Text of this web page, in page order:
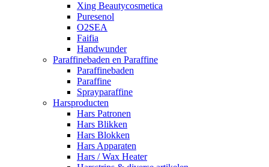
Xing Beautycosmetica
Puresenol
O2SEA
Faifia
Handwunder
Paraffinebaden en Paraffine
Paraffinebaden
Paraffine
Sprayparaffine
Harsproducten
Hars Patronen
Hars Blikken
Hars Blokken
Hars Apparaten
Hars / Wax Heater